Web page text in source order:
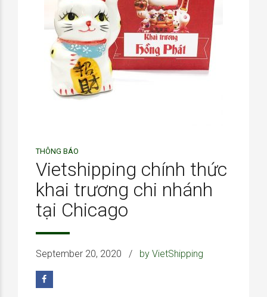
THÔNG BÁO
Vietshipping chính thức
khai trương chi nhánh
tại Chicago
September 20, 2020 by VietShipping